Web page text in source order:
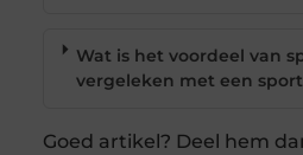
Wat is het voordeel van
vergeleken met een
Goed artikel? Deel hem